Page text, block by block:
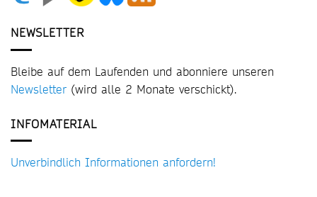
NEWSLETTER
Bleibe auf dem Laufenden und abonniere unseren
Newsletter (wird alle 2 Monate verschickt).
INFOMATERIAL
Unverbindlich Informationen anfordern!